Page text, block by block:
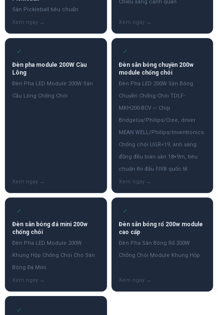
Sân Pickleball tiêu chuẩn
Chiếu sáng cảnh quan
✓
Đèn pha module 200W Cầu
Lông
Đèn Pha LED Module 200W Sân
Cầu Lông Chống Chói
✓
Đèn sân bóng chuyền 200w
module chống chói
Đèn Pha LED 200W Sân Bóng
Chuyền Chống Chói TDLF-
MKH200-BCV — Chip
Bridgelux/Philips/Cree, driver
MEAN WELL/Philips/Inventronics.
Chống chói UGR<19, ánh sáng
đồng đều toàn sân 18×9m, tiêu
chuẩn thi đấu FIVB quốc tế
✓
Đèn sân bóng đá mini 200w
chống chói
Đèn Pha LED Module 200W
Khung Hộp Chống Chói Cho Sân
Bóng Đá Mini
✓
Đèn sân bóng rổ 200w module
cao cấp
Đèn Pha Sân Bóng Rổ 200W
Chống Chói Module Khung Hộp
✓